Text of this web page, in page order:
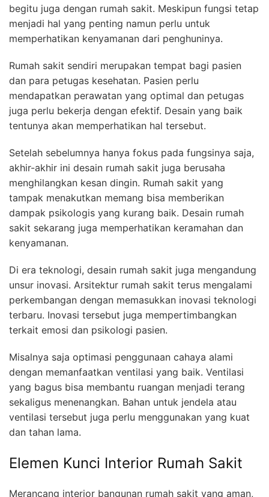
begitu juga dengan rumah sakit. Meskipun fungsi tetap
menjadi hal yang penting namun perlu untuk
memperhatikan kenyamanan dari penghuninya.
Rumah sakit sendiri merupakan tempat bagi pasien
dan para petugas kesehatan. Pasien perlu
mendapatkan perawatan yang optimal dan petugas
juga perlu bekerja dengan efektif. Desain yang baik
tentunya akan memperhatikan hal tersebut.
Setelah sebelumnya hanya fokus pada fungsinya saja,
akhir-akhir ini desain rumah sakit juga berusaha
menghilangkan kesan dingin. Rumah sakit yang
tampak menakutkan memang bisa memberikan
dampak psikologis yang kurang baik. Desain rumah
sakit sekarang juga memperhatikan keramahan dan
kenyamanan.
Di era teknologi, desain rumah sakit juga mengandung
unsur inovasi. Arsitektur rumah sakit terus mengalami
perkembangan dengan memasukkan inovasi teknologi
terbaru. Inovasi tersebut juga mempertimbangkan
terkait emosi dan psikologi pasien.
Misalnya saja optimasi penggunaan cahaya alami
dengan memanfaatkan ventilasi yang baik. Ventilasi
yang bagus bisa membantu ruangan menjadi terang
sekaligus menenangkan. Bahan untuk jendela atau
ventilasi tersebut juga perlu menggunakan yang kuat
dan tahan lama.
Elemen Kunci Interior Rumah Sakit
Merancang interior bangunan rumah sakit yang aman,